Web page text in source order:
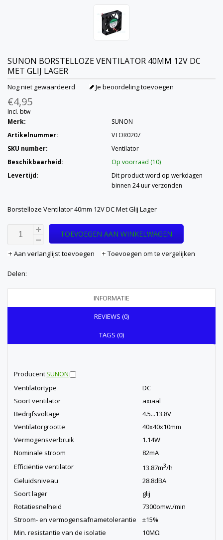
SUNON BORSTELLOZE VENTILATOR 40MM 12V DC
MET GLIJ LAGER
Nog niet gewaardeerd Je beoordeling toevoegen
€4,95
Incl. btw
Merk:
SUNON
Artikelnummer:
VTOR0207
SKU number:
Ventilator
Beschikbaarheid:
Op voorraad (10)
Levertijd:
Dit product word op werkdagen
binnen 24 uur verzonden
Borstelloze Ventilator 40mm 12V DC Met Glij Lager
TOEVOEGEN AAN WINKELWAGEN
Aan verlanglijst toevoegen Toevoegen om te vergelijken
Delen:
INFORMATIE
REVIEWS (0)
TAGS (0)
ProducentSUNON
Ventilatortype
DC
Soort ventilator
axiaal
Bedrijfsvoltage
4.5...13.8V
Ventilatorgrootte
40x40x10mm
Vermogensverbruik
1.14W
Nominale stroom
82mA
Efficiëntie ventilator
13.87m3/h
Geluidsniveau
28.8dBA
Soort lager
glij
Rotatiesnelheid
7300omw./min
Stroom- en vermogensafnametolerantie
±15%
Min. resistantie van de isolatie
10MΩ